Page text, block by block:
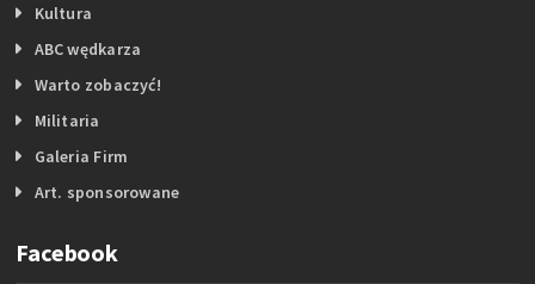
Kultura
ABC wędkarza
Warto zobaczyć!
Militaria
Galeria Firm
Art. sponsorowane
Facebook